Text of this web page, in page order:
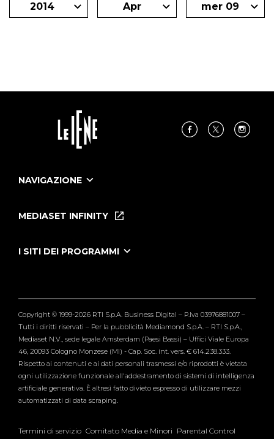
2014 Apr mer 09
NAVIGAZIONE
Le Iene Presentano Inside
Tutti i servizi
MEDIASET INFINITY
I SITI DEI PROGRAMMI
Verissimo
Copyright © 1999-2026 RTI S.p.A. Business Digital – P.Iva 03976881007 –
Tutti i diritti riservati – Per la pubblicità Mediamond S.p.A. – RTI S.p.A.,
Mediaset N.V., sede legale Amsterdam (Paesi Bassi) – Uffici Viale Europa
46, 20093 Cologno Monzese (MI) - Cap. Soc. int. vers. € 614.238.333.
Rispetto ai contenuti e ai dati personali trasmessi e/o riprodotti è vietata
ogni utilizzazione funzionale all'addestramento di sistemi di intelligenza
artificiale generativa. È altresì fatto divieto espresso di utilizzare mezzi
automatizzati di data scraping.
Termini di servizio Comitato Media e Minori Parental Control